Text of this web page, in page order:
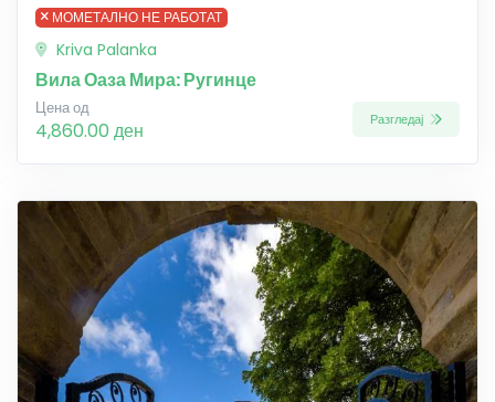
МОМЕТАЛНО НЕ РАБОТАТ
Kriva Palanka
Вила Оаза Мира: Ругинце
Цена од
4,860.00 ден Разгледај